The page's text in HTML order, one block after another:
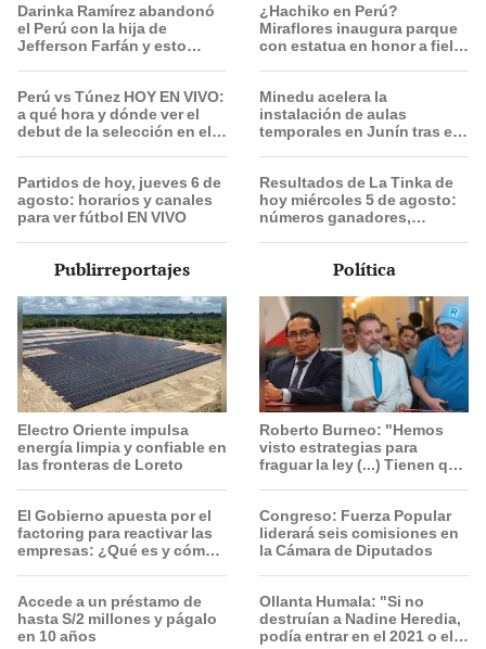
Darinka Ramírez abandonó
el Perú con la hija de
Jefferson Farfán y esto
Perú vs Túnez HOY EN VIVO:
a qué hora y dónde ver el
debut de la selección en el
Partidos de hoy, jueves 6 de
agosto: horarios y canales
para ver fútbol EN VIVO
¿Hachiko en Perú?
Miraflores inaugura parque
con estatua en honor a fiel
tras su muerte
Minedu acelera la
instalación de aulas
temporales en Junín tras el
beneficiados
Resultados de La Tinka de
hoy miércoles 5 de agosto:
números ganadores,
Publirreportajes
Electro Oriente impulsa
energía limpia y confiable en
las fronteras de Loreto
El Gobierno apuesta por el
factoring para reactivar las
empresas: ¿Qué es y cómo
Accede a un préstamo de
hasta S/2 millones y págalo
en 10 años
Política
Roberto Burneo: "Hemos
visto estrategias para
fraguar la ley (...) Tienen que
Congreso: Fuerza Popular
liderará seis comisiones en
la Cámara de Diputados
Ollanta Humala: "Si no
destruían a Nadine Heredia,
podía entrar en el 2021 o el